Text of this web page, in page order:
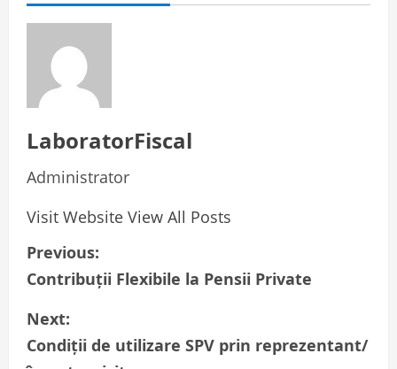
LaboratorFiscal
Administrator
Visit Website View All Posts
P
o
s
Previous:
Contribuții Flexibile la Pensii Private
Next:
Condiții de utilizare SPV prin reprezentant/